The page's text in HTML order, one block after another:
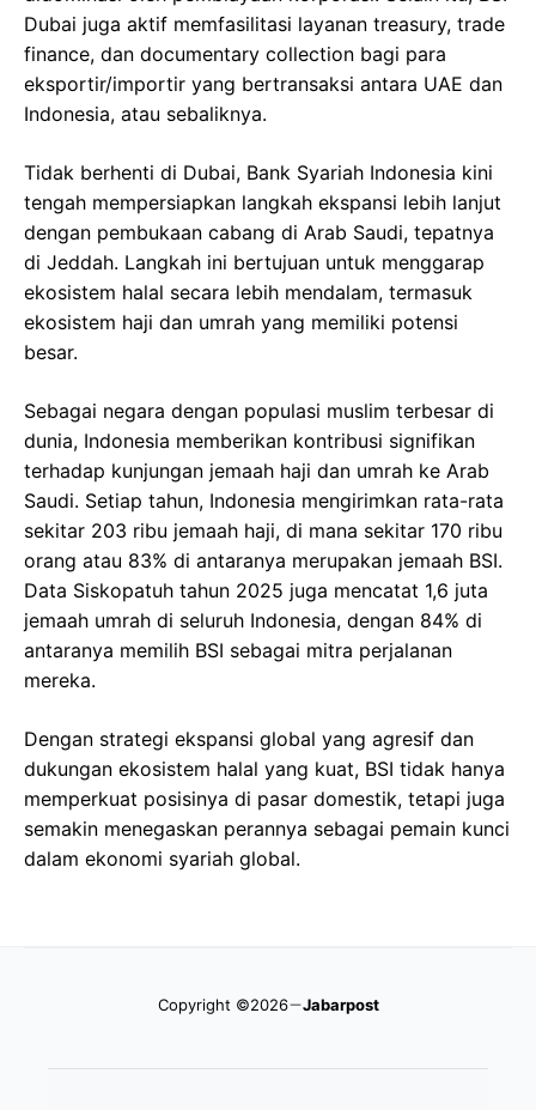
Dubai juga aktif memfasilitasi layanan treasury, trade
finance, dan documentary collection bagi para
eksportir/importir yang bertransaksi antara UAE dan
Indonesia, atau sebaliknya.
Tidak berhenti di Dubai, Bank Syariah Indonesia kini
tengah mempersiapkan langkah ekspansi lebih lanjut
dengan pembukaan cabang di Arab Saudi, tepatnya
di Jeddah. Langkah ini bertujuan untuk menggarap
ekosistem halal secara lebih mendalam, termasuk
ekosistem haji dan umrah yang memiliki potensi
besar.
Sebagai negara dengan populasi muslim terbesar di
dunia, Indonesia memberikan kontribusi signifikan
terhadap kunjungan jemaah haji dan umrah ke Arab
Saudi. Setiap tahun, Indonesia mengirimkan rata-rata
sekitar 203 ribu jemaah haji, di mana sekitar 170 ribu
orang atau 83% di antaranya merupakan jemaah BSI.
Data Siskopatuh tahun 2025 juga mencatat 1,6 juta
jemaah umrah di seluruh Indonesia, dengan 84% di
antaranya memilih BSI sebagai mitra perjalanan
mereka.
Dengan strategi ekspansi global yang agresif dan
dukungan ekosistem halal yang kuat, BSI tidak hanya
memperkuat posisinya di pasar domestik, tetapi juga
semakin menegaskan perannya sebagai pemain kunci
dalam ekonomi syariah global.
Copyright ©2026 Jabarpost